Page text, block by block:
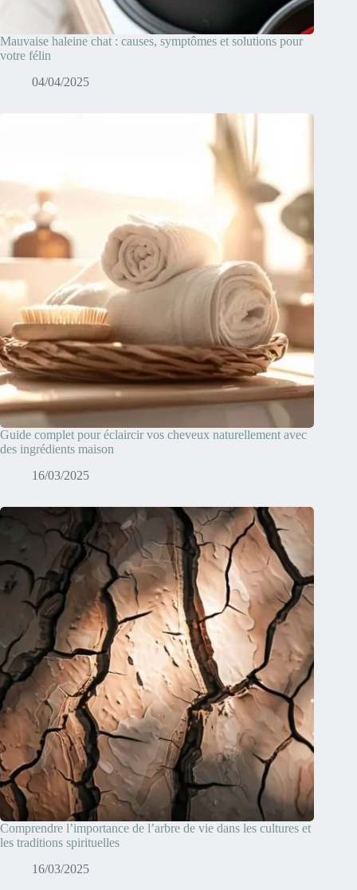
Mauvaise haleine chat : causes, symptômes et solutions pour
votre félin
04/04/2025
Guide complet pour éclaircir vos cheveux naturellement avec
des ingrédients maison
16/03/2025
Comprendre l’importance de l’arbre de vie dans les cultures et
les traditions spirituelles
16/03/2025